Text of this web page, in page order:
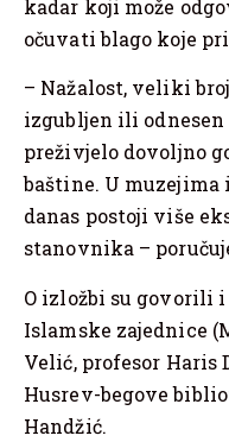
kadar koji može
očuvati blago koje
– Nažalost, veliki
izgubljen ili odnesen
preživjelo dovoljno
baštine. U muzejima
danas postoji više
stanovnika –
O izložbi su govorili
Islamske zajednice
Velić, profesor
Husrev-begove
Handžić.